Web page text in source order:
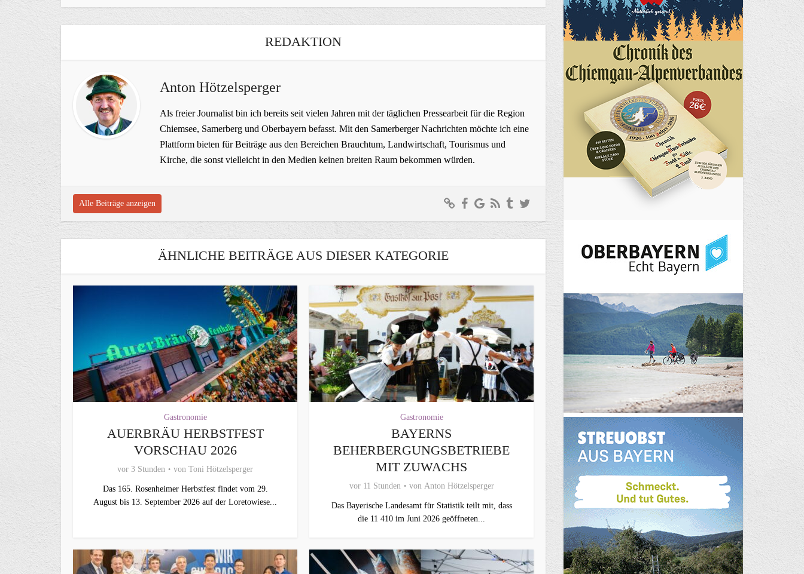
REDAKTION
Anton Hötzelsperger
Als freier Journalist bin ich bereits seit vielen Jahren mit der täglichen Pressearbeit für die Region
Chiemsee, Samerberg und Oberbayern befasst. Mit den Samerberger Nachrichten möchte ich eine
Plattform bieten für Beiträge aus den Bereichen Brauchtum, Landwirtschaft, Tourismus und
Kirche, die sonst vielleicht in den Medien keinen breiten Raum bekommen würden.
Alle Beiträge anzeigen
ÄHNLICHE BEITRÄGE AUS DIESER KATEGORIE
Gastronomie
AUERBRÄU HERBSTFEST
VORSCHAU 2026
vor 3 Stunden von Toni Hötzelsperger
Das 165. Rosenheimer Herbstfest findet vom 29.
August bis 13. September 2026 auf der Loretowiese...
Gastronomie
BAYERNS
BEHERBERGUNGSBETRIEBE
MIT ZUWACHS
vor 11 Stunden von Anton Hötzelsperger
Das Bayerische Landesamt für Statistik teilt mit, dass
die 11 410 im Juni 2026 geöffneten...